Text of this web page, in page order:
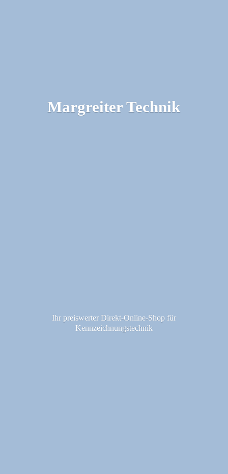
Margreiter Technik
Ihr preiswerter Direkt-Online-Shop für
Kennzeichnungstechnik